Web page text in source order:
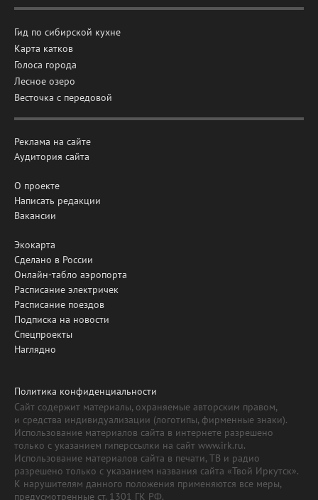
Гид по сибирской кухне
Карта катков
Голоса города
Лесное озеро
Весточка с передовой
Реклама на сайте
Аудитория сайта
О проекте
Написать редакции
Вакансии
Экокарта
Сделано в России
Онлайн-табло аэропорта
Расписание электричек
Расписание поездов
Подписка на новости
Спецпроекты
Наглядно
Политика конфиденциальности
Сайт содержит материалы, охраняемые авторским правом,
и средства индивидуализации (логотипы, фирменные знаки).
Использование материалов сайта в интернете разрешено
только с указанием гиперссылки на сайт www.irk.ru.
Использование материалов сайта в печати, ТВ и радио
разрешено только с указанием названия сайта «Твой Иркутск».
К нарушителям данного положения применяются все меры,
предусмотренные ст. 1301 ГК РФ.